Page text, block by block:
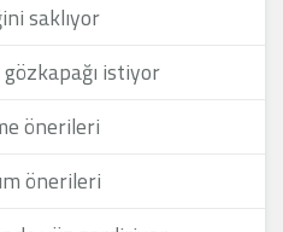
saklıyor
istiyor
önerileri
önerileri